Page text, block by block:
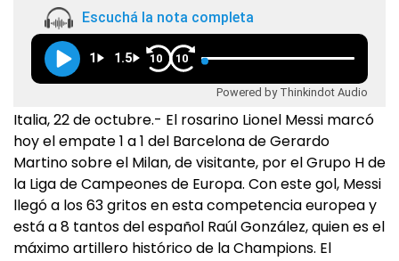
Escuchá la nota completa
1 1.5 10 10
Powered by Thinkindot Audio
Italia, 22 de octubre.- El rosarino Lionel Messi marcó
hoy el empate 1 a 1 del Barcelona de Gerardo
Martino sobre el Milan, de visitante, por el Grupo H de
la Liga de Campeones de Europa. Con este gol, Messi
llegó a los 63 gritos en esta competencia europea y
está a 8 tantos del español Raúl González, quien es el
máximo artillero histórico de la Champions. El